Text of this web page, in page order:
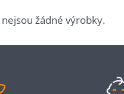
žádné výrobky.